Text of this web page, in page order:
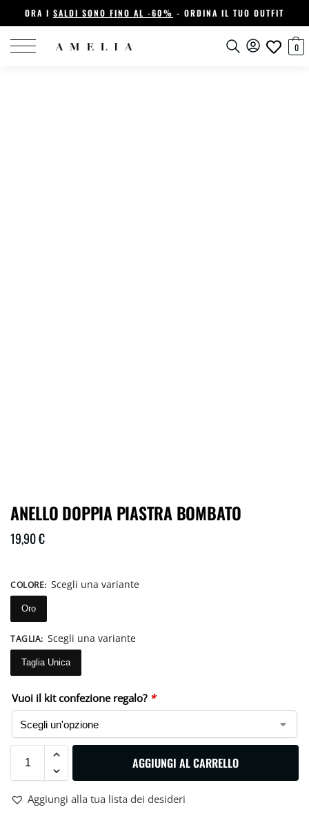
ORA I SALDI SONO FINO AL -60% - ORDINA IL TUO OUTFIT
0
ANELLO DOPPIA PIASTRA BOMBATO
19,90€
COLORE: Scegli una variante
Oro
TAGLIA: Scegli una variante
Taglia Unica
Vuoi il kit confezione regalo? *
AGGIUNGI AL CARRELLO
Aggiungi alla tua lista dei desideri